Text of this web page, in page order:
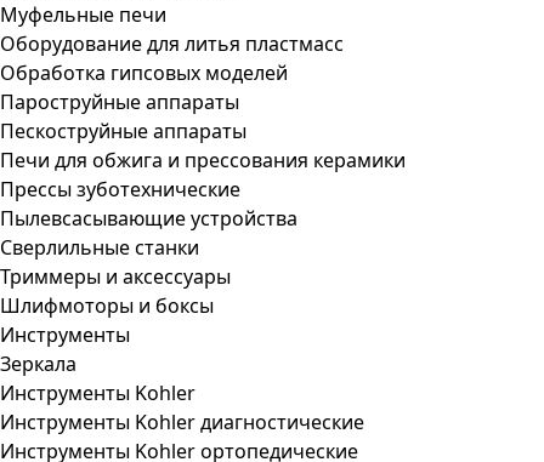
Муфельные печи
Оборудование для литья пластмасс
Обработка гипсовых моделей
Пароструйные аппараты
Пескоструйные аппараты
Печи для обжига и прессования керамики
Прессы зуботехнические
Пылевсасывающие устройства
Сверлильные станки
Триммеры и аксессуары
Шлифмоторы и боксы
Инструменты
Зеркала
Инструменты Kohler
Инструменты Kohler диагностические
Инструменты Kohler ортопедические